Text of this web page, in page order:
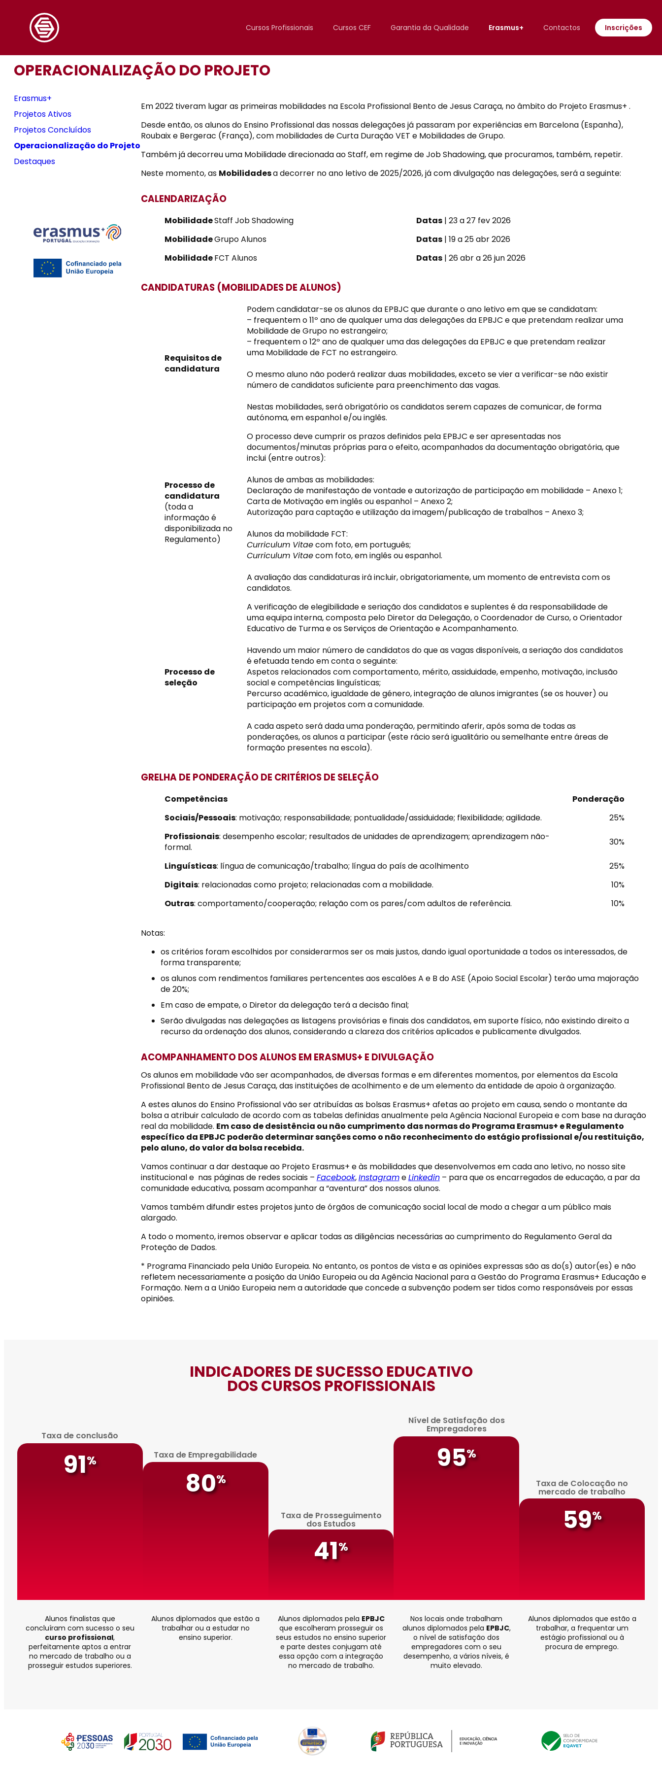
conteúdo
Cursos Profissionais Cursos CEF Garantia da Qualidade Erasmus+ Contactos Inscrições
OPERACIONALIZAÇÃO DO PROJETO
Erasmus+
Projetos Ativos
Projetos Concluídos
Operacionalização do Projeto
Destaques
Em 2022 tiveram lugar as primeiras mobilidades na Escola Profissional Bento de Jesus Caraça, no âmbito do Projeto Erasmus+ .
Desde então, os alunos do Ensino Profissional das nossas delegações já passaram por experiências em Barcelona (Espanha),
Roubaix e Bergerac (França), com mobilidades de Curta Duração VET e Mobilidades de Grupo.
Também já decorreu uma Mobilidade direcionada ao Staff, em regime de Job Shadowing, que procuramos, também, repetir.
Neste momento, as Mobilidadesa decorrer no ano letivo de 2025/2026, já com divulgação nas delegações, será a seguinte:
CALENDARIZAÇÃO
MobilidadeStaff Job Shadowing Datas| 23 a 27 fev 2026
MobilidadeGrupo Alunos Datas| 19 a 25 abr 2026
MobilidadeFCT Alunos Datas| 26 abr a 26 jun 2026
CANDIDATURAS (MOBILIDADES DE ALUNOS)
Requisitos de
candidatura
Podem candidatar-se os alunos da EPBJC que durante o ano letivo em que se candidatam:
– frequentem o 11º ano de qualquer uma das delegações da EPBJC e que pretendam realizar uma
Mobilidade de Grupo no estrangeiro;
– frequentem o 12º ano de qualquer uma das delegações da EPBJC e que pretendam realizar
uma Mobilidade de FCT no estrangeiro.
O mesmo aluno não poderá realizar duas mobilidades, exceto se vier a verificar-se não existir
número de candidatos suficiente para preenchimento das vagas.
Nestas mobilidades, será obrigatório os candidatos serem capazes de comunicar, de forma
autónoma, em espanhol e/ou inglês.
Processo de
candidatura
(toda a
informação é
disponibilizada no
Regulamento)
O processo deve cumprir os prazos definidos pela EPBJC e ser apresentadas nos
documentos/minutas próprias para o efeito, acompanhados da documentação obrigatória, que
inclui (entre outros):
Alunos de ambas as mobilidades:
Declaração de manifestação de vontade e autorização de participação em mobilidade – Anexo 1;
Carta de Motivação em inglês ou espanhol – Anexo 2;
Autorização para captação e utilização da imagem/publicação de trabalhos – Anexo 3;
Alunos da mobilidade FCT:
Curriculum Vitaecom foto, em português;
Curriculum Vitaecom foto, em inglês ou espanhol.
A avaliação das candidaturas irá incluir, obrigatoriamente, um momento de entrevista com os
candidatos.
Processo de
seleção
A verificação de elegibilidade e seriação dos candidatos e suplentes é da responsabilidade de
uma equipa interna, composta pelo Diretor da Delegação, o Coordenador de Curso, o Orientador
Educativo de Turma e os Serviços de Orientação e Acompanhamento.
Havendo um maior número de candidatos do que as vagas disponíveis, a seriação dos candidatos
é efetuada tendo em conta o seguinte:
Aspetos relacionados com comportamento, mérito, assiduidade, empenho, motivação, inclusão
social e competências linguísticas;
Percurso académico, igualdade de género, integração de alunos imigrantes (se os houver) ou
participação em projetos com a comunidade.
A cada aspeto será dada uma ponderação, permitindo aferir, após soma de todas as
ponderações, os alunos a participar (este rácio será igualitário ou semelhante entre áreas de
formação presentes na escola).
GRELHA DE PONDERAÇÃO DE CRITÉRIOS DE SELEÇÃO
Competências
Ponderação
Sociais/Pessoais: motivação; responsabilidade; pontualidade/assiduidade; flexibilidade; agilidade.
25%
Profissionais: desempenho escolar; resultados de unidades de aprendizagem; aprendizagem não-
formal.
30%
Linguísticas: língua de comunicação/trabalho; língua do país de acolhimento
25%
Digitais: relacionadas como projeto; relacionadas com a mobilidade.
10%
Outras: comportamento/cooperação; relação com os pares/com adultos de referência. 10%
Notas:
os critérios foram escolhidos por considerarmos ser os mais justos, dando igual oportunidade a todos os interessados, de
forma transparente;
os alunos com rendimentos familiares pertencentes aos escalões A e B do ASE (Apoio Social Escolar) terão uma majoração
de 20%;
Em caso de empate, o Diretor da delegação terá a decisão final;
Serão divulgadas nas delegações as listagens provisórias e finais dos candidatos, em suporte físico, não existindo direito a
recurso da ordenação dos alunos, considerando a clareza dos critérios aplicados e publicamente divulgados.
ACOMPANHAMENTO DOS ALUNOS EM ERASMUS+ E DIVULGAÇÃO
Os alunos em mobilidade vão ser acompanhados, de diversas formas e em diferentes momentos, por elementos da Escola
Profissional Bento de Jesus Caraça, das instituições de acolhimento e de um elemento da entidade de apoio à organização.
A estes alunos do Ensino Profissional vão ser atribuídas as bolsas Erasmus+ afetas ao projeto em causa, sendo o montante da
bolsa a atribuir calculado de acordo com as tabelas definidas anualmente pela Agência Nacional Europeia e com base na duração
real da mobilidade. Em caso de desistência ou não cumprimento das normas do Programa Erasmus+ e Regulamento
específico da EPBJC poderão determinar sanções como o não reconhecimento do estágio profissional e/ou restituição,
pelo aluno, do valor da bolsa recebida.
Vamos continuar a dar destaque ao Projeto Erasmus+ e às mobilidades que desenvolvemos em cada ano letivo, no nosso site
institucional e nas páginas de redes sociais – Facebook,InstagrameLinkedin– para que os encarregados de educação, a par da
comunidade educativa, possam acompanhar a “aventura” dos nossos alunos.
Vamos também difundir estes projetos junto de órgãos de comunicação social local de modo a chegar a um público mais
alargado.
A todo o momento, iremos observar e aplicar todas as diligências necessárias ao cumprimento do Regulamento Geral da
Proteção de Dados.
* Programa Financiado pela União Europeia. No entanto, os pontos de vista e as opiniões expressas são as do(s) autor(es) e não
refletem necessariamente a posição da União Europeia ou da Agência Nacional para a Gestão do Programa Erasmus+ Educação e
Formação. Nem a a União Europeia nem a autoridade que concede a subvenção podem ser tidos como responsáveis por essas
opiniões.
INDICADORES DE SUCESSO EDUCATIVO
DOS CURSOS PROFISSIONAIS
Taxa de conclusão
91%
Alunos finalistas que
concluíram com sucesso o seu
curso profissional,
perfeitamente aptos a entrar
no mercado de trabalho ou a
prosseguir estudos superiores.
Taxa de Empregabilidade
80%
Alunos diplomados que estão a
trabalhar ou a estudar no
ensino superior.
Taxa de Prosseguimento
dos Estudos
41%
Alunos diplomados pela EPBJC
que escolheram prosseguir os
seus estudos no ensino superior
e parte destes conjugam até
essa opção com a integração
no mercado de trabalho.
Nível de Satisfação dos
Empregadores
95%
Nos locais onde trabalham
alunos diplomados pela EPBJC,
o nível de satisfação dos
empregadores com o seu
desempenho, a vários níveis, é
muito elevado.
Taxa de Colocação no
mercado de trabalho
59%
Alunos diplomados que estão a
trabalhar, a frequentar um
estágio profissional ou à
procura de emprego.